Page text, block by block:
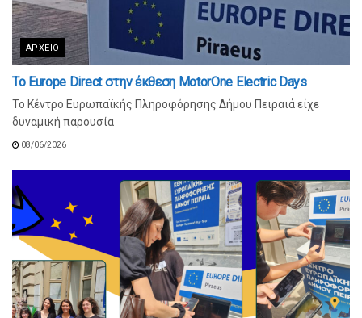
ΑΡΧΕΊΟ
Το Europe Direct στην έκθεση MotorOne Electric Days
Το Κέντρο Ευρωπαϊκής Πληροφόρησης Δήμου Πειραιά είχε
δυναμική παρουσία
08/06/2026